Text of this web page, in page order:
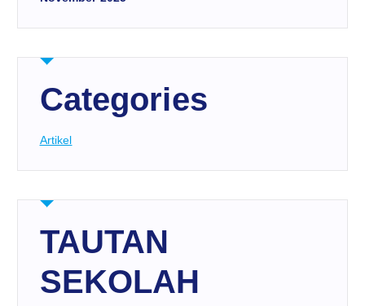
Categories
Artikel
TAUTAN
SEKOLAH